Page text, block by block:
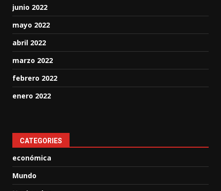
junio 2022
mayo 2022
abril 2022
marzo 2022
febrero 2022
enero 2022
CATEGORIES
económica
Mundo